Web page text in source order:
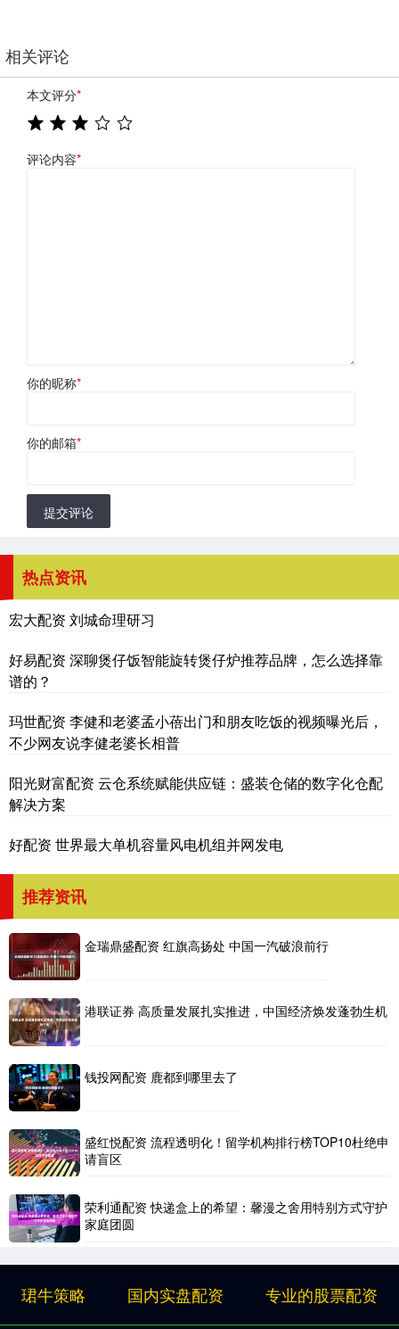
相关评论
本文评分*
评论内容*
你的昵称*
你的邮箱*
提交评论
热点资讯
宏大配资 刘城命理研习
好易配资 深聊煲仔饭智能旋转煲仔炉推荐品牌，怎么选择靠
谱的？
玛世配资 李健和老婆孟小蓓出门和朋友吃饭的视频曝光后，
不少网友说李健老婆长相普
阳光财富配资 云仓系统赋能供应链：盛装仓储的数字化仓配
解决方案
好配资 世界最大单机容量风电机组并网发电
推荐资讯
金瑞鼎盛配资 红旗高扬处 中国一汽破浪前行
港联证券 高质量发展扎实推进，中国经济焕发蓬勃生机
钱投网配资 鹿都到哪里去了
盛红悦配资 流程透明化！留学机构排行榜TOP10杜绝申
请盲区
荣利通配资 快递盒上的希望：馨漫之舍用特别方式守护
家庭团圆
珺牛策略 国内实盘配资 专业的股票配资